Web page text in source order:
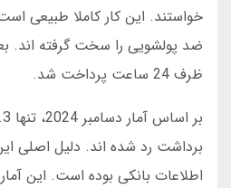
خواستند. این کار کاملا طبیعی
ضد پولشویی را سخت گرفته اند.
ظرف 24 ساعت پرداخت شد.
برداشت رد شده اند. دلیل اصلی
اطلاعات بانکی بوده است. این